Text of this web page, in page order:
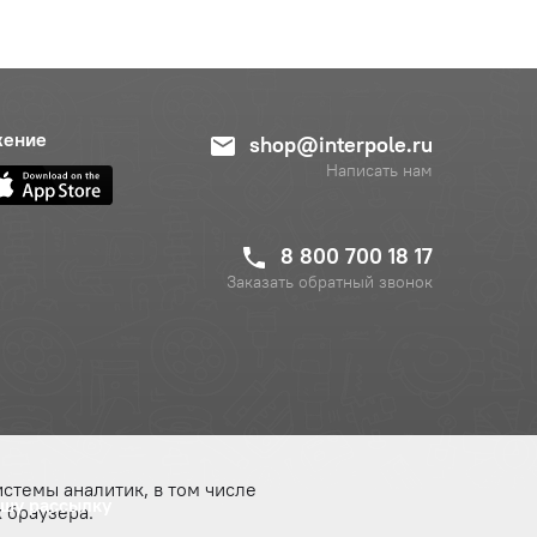
shop@interpole.ru
Написать нам
8 800 700 18 17
Заказать обратный звонок
рассылку
аналитик, в том числе
браузера.